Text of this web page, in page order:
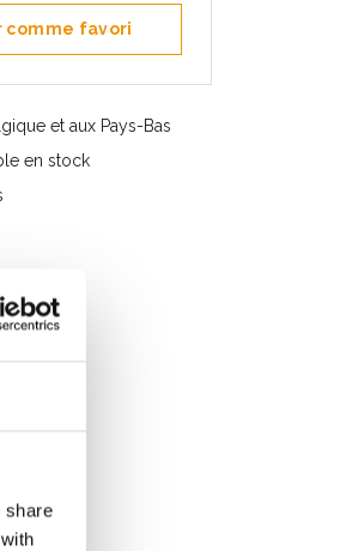
share
comme favori
et aux Pays-Bas
en stock